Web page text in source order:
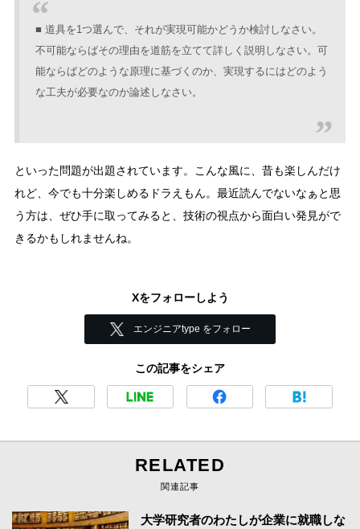
■ 道具を1つ選んで、それが実現可能かどうか検討しなさい。
不可能ならばその理由を道筋を立てて詳しく説明しなさい。可
能ならばどのような原理に基づくのか、実現するにはどのよう
な工夫が必要なのか論述しなさい。
といった問題が出題されています。こんな風に、昔も楽しんだけ
れど、今でも十分楽しめるドラえもん。最近読んでないなぁと思
う方は、ぜひ手に取ってみると、技術の視点から面白い発見がで
きるかもしれませんね。
Xをフォローしよう
エンジニアtype をフォロー
この記事をシェア
RELATED
関連記事
大学研究者のわたしが企業に就職しな